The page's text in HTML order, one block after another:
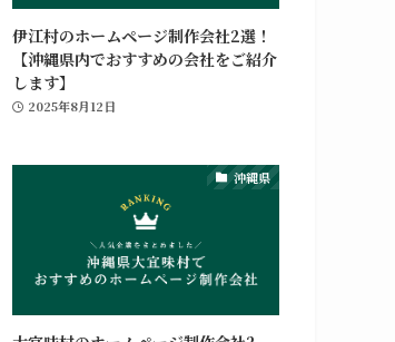
伊江村のホームページ制作会社2選！
【沖縄県内でおすすめの会社をご紹介
します】
2025年8月12日
沖縄県